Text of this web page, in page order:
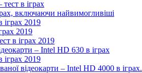
в іграх
включаючи найвимогливіші
2019
2019
в іграх 2019
– Intel HD 630 в іграх
2019
відеокарти – Intel HD 4000 в іграх.